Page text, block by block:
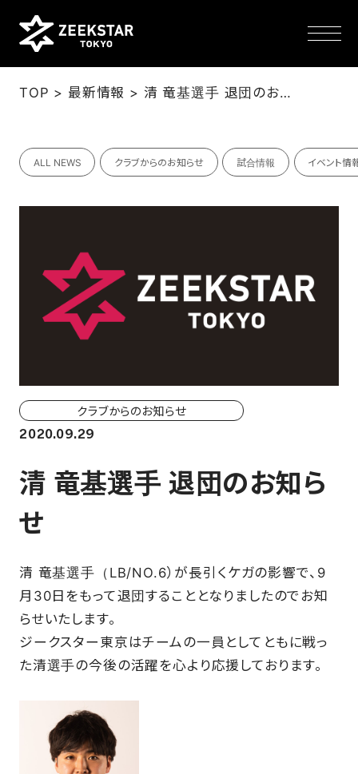
NEWS
TEAM
SCHEDULE
TICKET
会場（座席・価格表）
チケット購入方法
各座席について
観戦ガイド
FAN CLUB
マイページはこちら
CSR
SCHOOL
TOP > 最新情報 > 清 竜基選手 退団のお知らせ
クラブからのお知らせ
2020.09.29
清 竜基選手 退団のお知ら
せ
清 竜基選手（LB/NO.6）が長引くケガの影響で、9
月30日をもって退団することとなりましたのでお知
らせいたします。
ジークスター東京はチームの一員としてともに戦っ
た清選手の今後の活躍を心より応援しております。
ALL NEWS クラブからのお知らせ 試合情報 イベント情